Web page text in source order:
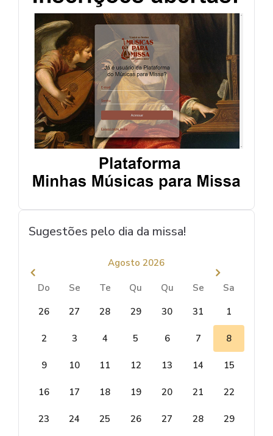
Sugestões pelo dia da missa!
Agosto 2026
Do Se Te Qu Qu Se
Sa
26
27 28 29 30 31 1
2 3 4 5 6 7 8
9 10 11 12 13 14 15
16 17 18 19 20 21 22
23 24 25 26 27 28 29